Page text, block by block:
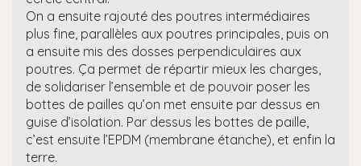
On a ensuite rajouté des poutres intermédiaires
plus fine, parallèles aux poutres principales, puis on
a ensuite mis des dosses perpendiculaires aux
poutres. Ça permet de répartir mieux les charges,
de solidariser l’ensemble et de pouvoir poser les
bottes de pailles qu’on met ensuite par dessus en
guise d’isolation. Par dessus les bottes de paille,
c’est ensuite l’EPDM (membrane étanche), et enfin la
terre.